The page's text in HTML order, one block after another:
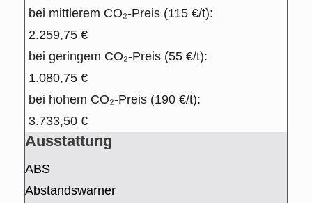
bei mittlerem CO₂-Preis (115 €/t):
2.259,75 €
bei geringem CO₂-Preis (55 €/t):
1.080,75 €
bei hohem CO₂-Preis (190 €/t):
3.733,50 €
Ausstattung
ABS
Abstandswarner